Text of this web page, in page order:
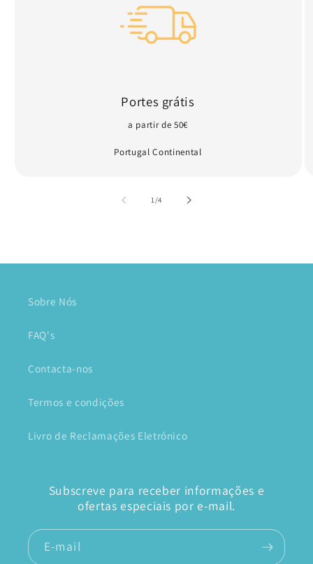
Portes grátis
a partir de 50€
Portugal Continental
1/de
4
Sobre Nós
FAQ's
Contacta-nos
Termos e condições
Livro de Reclamações Eletrónico
Subscreve para receber informações e
ofertas especiais por e-mail.
E-mail